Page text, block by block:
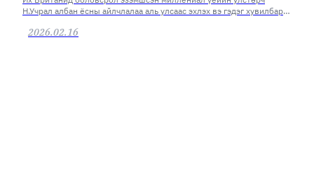
Н.Учрал албан ёсны айлчлалаа аль улсаас эхлэх вэ гэдэг хувилбар
2026.02.16